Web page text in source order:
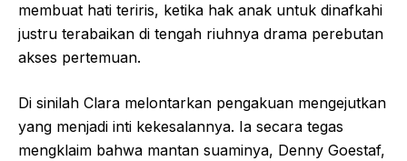
membuat hati teriris, ketika hak anak untuk dinafkahi
justru terabaikan di tengah riuhnya drama perebutan
akses pertemuan.
Di sinilah Clara melontarkan pengakuan mengejutkan
yang menjadi inti kekesalannya. Ia secara tegas
mengklaim bahwa mantan suaminya, Denny Goestaf,